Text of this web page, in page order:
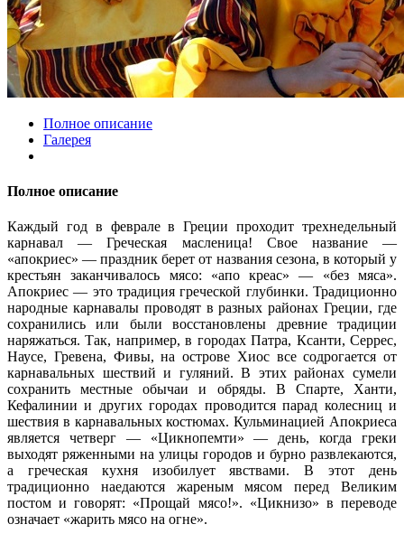
Полное описание
Галерея
Полное описание
Каждый год в феврале в Греции проходит трехнедельный
карнавал — Греческая масленица! Свое название —
«апокриес» — праздник берет от названия сезона, в который у
крестьян заканчивалось мясо: «апо креас» — «без мяса».
Апокриес — это традиция греческой глубинки. Традиционно
народные карнавалы проводят в разных районах Греции, где
сохранились или были восстановлены древние традиции
наряжаться. Так, например, в городах Патра, Ксанти, Серрес,
Наусе, Гревена, Фивы, на острове Хиос все содрогается от
карнавальных шествий и гуляний. В этих районах сумели
сохранить местные обычаи и обряды. В Спарте, Ханти,
Кефалинии и других городах проводится парад колесниц и
шествия в карнавальных костюмах. Кульминацией Апокриеса
является четверг — «Цикнопемти» — день, когда греки
выходят ряженными на улицы городов и бурно развлекаются,
а греческая кухня изобилует явствами. В этот день
традиционно наедаются жареным мясом перед Великим
постом и говорят: «Прощай мясо!». «Цикнизо» в переводе
означает «жарить мясо на огне».